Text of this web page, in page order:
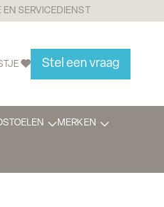
EN SERVICEDIENST
Stel een vraag
MERKEN